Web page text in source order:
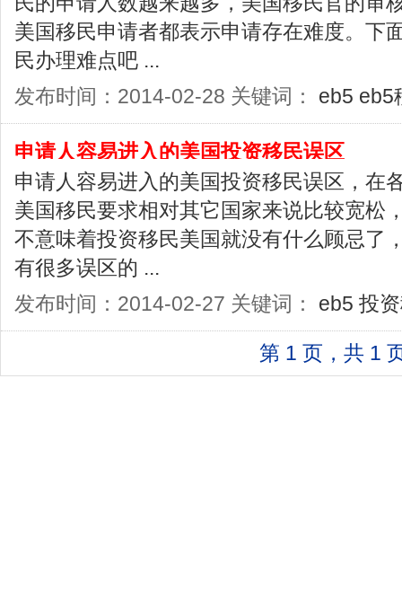
美国移民申请者都表示申请存在难度。下
民办理难点吧 ...
发布时间：2014-02-28 关键词： eb5 eb5
申请人容易进入的美国投资移民误区
申请人容易进入的美国投资移民误区，在
美国移民要求相对其它国家来说比较宽松
不意味着投资移民美国就没有什么顾忌了
有很多误区的 ...
发布时间：2014-02-27 关键词： eb5 投
第 1 页，共 1